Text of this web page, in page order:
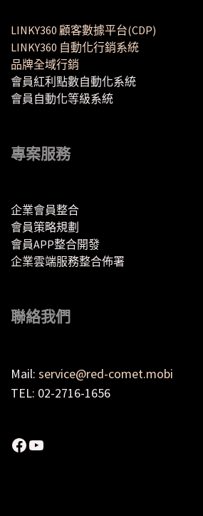
LINKY360 顧客數據平台(CDP)
LINKY360 自動化行銷系統
品牌全域行銷
會員紅利點數自動化系統
會員自動化等級系統
專案服務
企業會員整合
會員策略規劃
會員APP整合開發
企業雲端服務整合佈署
聯絡我們
Mail: service@red-comet.mobi
TEL: 02-2716-1656
Facebook
YouTube